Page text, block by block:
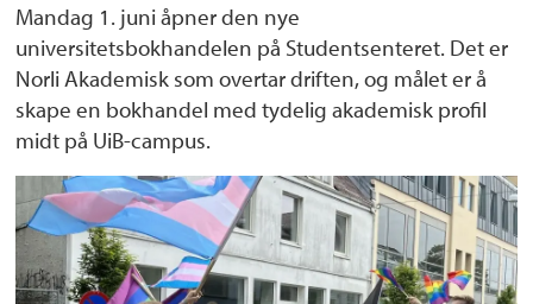
Mandag 1. juni åpner den nye
universitetsbokhandelen på Studentsenteret. Det er
Norli Akademisk som overtar driften, og målet er å
skape en bokhandel med tydelig akademisk profil
midt på UiB-campus.